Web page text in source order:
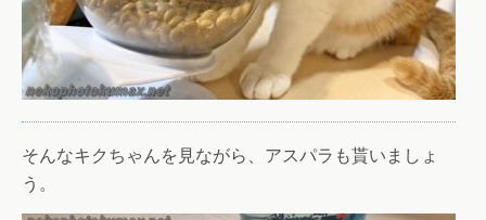
そんなキクちゃんを見ながら、アスパラも貰いましょ
う。